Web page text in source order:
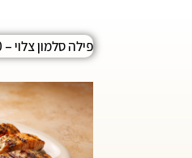
פילה סלמון צלוי – 19.90 ש״ח